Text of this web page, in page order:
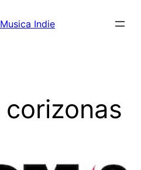
Indie
corizonas